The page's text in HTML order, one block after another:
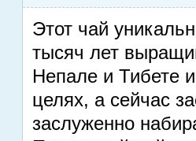
Этот чай
тысяч лет
Непале и Тибете
целях, а сейчас
заслуженно